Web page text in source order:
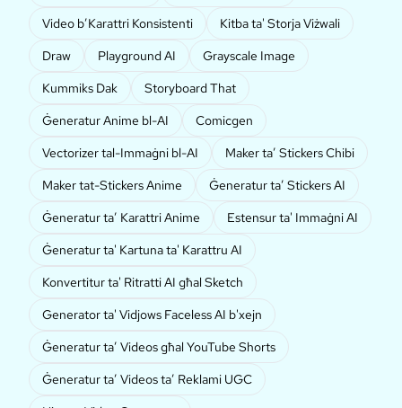
Video b’Karattri Konsistenti
Kitba ta' Storja Viżwali
Draw
Playground AI
Grayscale Image
Kummiks Dak
Storyboard That
Ġeneratur Anime bl-AI
Comicgen
Vectorizer tal-Immaġni bl-AI
Maker ta’ Stickers Chibi
Maker tat-Stickers Anime
Ġeneratur ta’ Stickers AI
Ġeneratur ta’ Karattri Anime
Estensur ta' Immaġni AI
Ġeneratur ta' Kartuna ta' Karattru AI
Konvertitur ta' Ritratti AI għal Sketch
Generator ta' Vidjows Faceless AI b'xejn
Ġeneratur ta’ Videos għal YouTube Shorts
Ġeneratur ta’ Videos ta’ Reklami UGC